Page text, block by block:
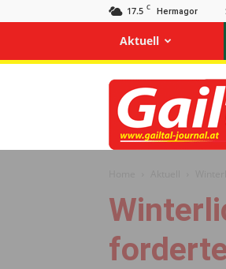
17.5 C Hermagor
Aktuell
Gailtal
Journal